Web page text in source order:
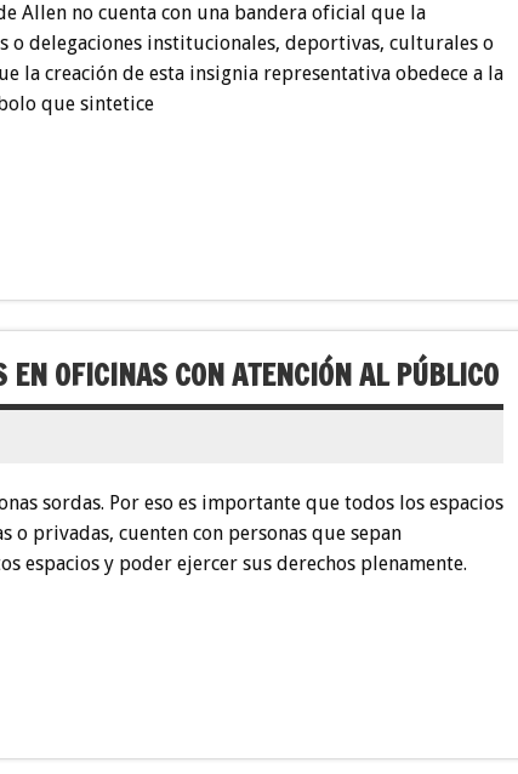
Allen no cuenta con una bandera oficial que la
o delegaciones institucionales, deportivas, culturales o
la creación de esta insignia representativa obedece a la
que sintetice
EN OFICINAS CON ATENCIÓN AL PÚBLICO
sordas. Por eso es importante que todos los espacios
privadas, cuenten con personas que sepan
espacios y poder ejercer sus derechos plenamente.